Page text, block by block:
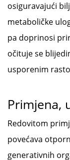
osiguravajući
metaboličke
pa doprinosi
očituje se
usporenim
Primjena,
Redovitom
povećava
generativnih